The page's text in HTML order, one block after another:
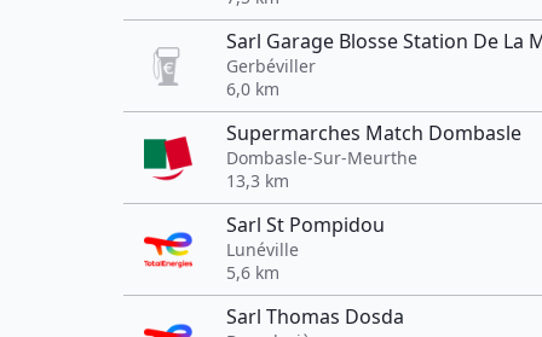
Sarl Garage Blosse Station De La
Gerbéviller
6,0 km
Supermarches Match Dombasle
Dombasle-Sur-Meurthe
13,3 km
Sarl St Pompidou
Lunéville
5,6 km
Sarl Thomas Dosda